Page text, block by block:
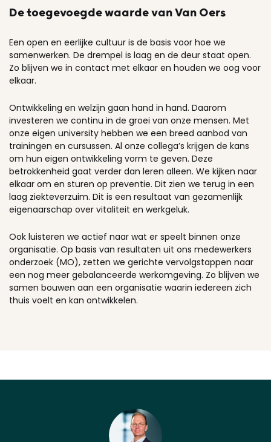
De toegevoegde waarde van Van Oers
Een open en eerlijke cultuur is de basis voor hoe we
samenwerken. De drempel is laag en de deur staat open.
Zo blijven we in contact met elkaar en houden we oog voor
elkaar.
Ontwikkeling en welzijn gaan hand in hand. Daarom
investeren we continu in de groei van onze mensen. Met
onze eigen university hebben we een breed aanbod van
trainingen en cursussen. Al onze collega’s krijgen de kans
om hun eigen ontwikkeling vorm te geven. Deze
betrokkenheid gaat verder dan leren alleen. We kijken naar
elkaar om en sturen op preventie. Dit zien we terug in een
laag ziekteverzuim. Dit is een resultaat van gezamenlijk
eigenaarschap over vitaliteit en werkgeluk.
Ook luisteren we actief naar wat er speelt binnen onze
organisatie. Op basis van resultaten uit ons medewerkers
onderzoek (MO), zetten we gerichte vervolgstappen naar
een nog meer gebalanceerde werkomgeving. Zo blijven we
samen bouwen aan een organisatie waarin iedereen zich
thuis voelt en kan ontwikkelen.